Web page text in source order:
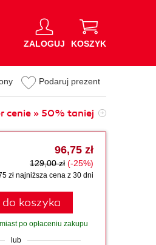
ZALOGUJ KOSZYK
Podaruj prezent
cenie » 50% taniej
96,75 zł
129,00 zł (-25%)
zł najniższa cena z 30 dni
koszyka
po opłaceniu zakupu
lub